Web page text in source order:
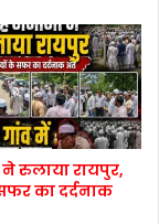
रुलाया रायपुर,
का दर्दनाक